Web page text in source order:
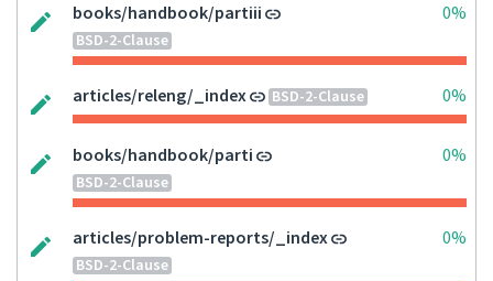
books/handbook/partiii
BSD-2-Clause
0%
articles/releng/_index BSD-2-Clause 0%
books/handbook/parti
BSD-2-Clause
0%
articles/problem-reports/_index
BSD-2-Clause
0%